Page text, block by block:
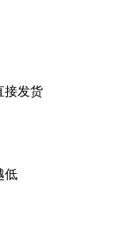
接发货
低